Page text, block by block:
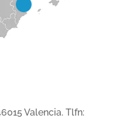
Valencia. Tlfn: